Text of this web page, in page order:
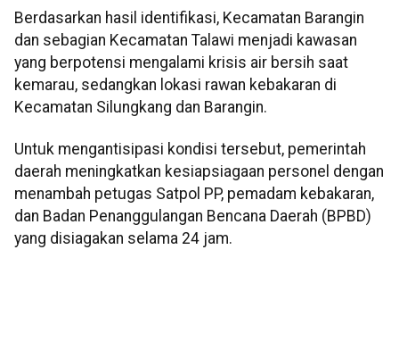
Berdasarkan hasil identifikasi, Kecamatan Barangin
dan sebagian Kecamatan Talawi menjadi kawasan
yang berpotensi mengalami krisis air bersih saat
kemarau, sedangkan lokasi rawan kebakaran di
Kecamatan Silungkang dan Barangin.
Untuk mengantisipasi kondisi tersebut, pemerintah
daerah meningkatkan kesiapsiagaan personel dengan
menambah petugas Satpol PP, pemadam kebakaran,
dan Badan Penanggulangan Bencana Daerah (BPBD)
yang disiagakan selama 24 jam.